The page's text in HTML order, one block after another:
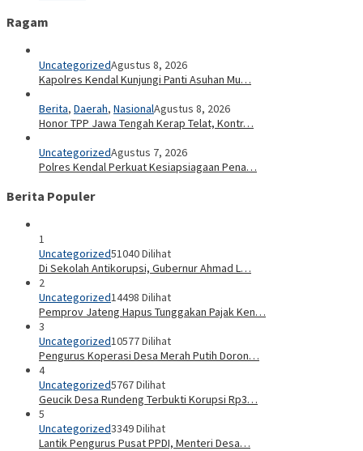
Ragam
UncategorizedAgustus 8, 2026
Kapolres Kendal Kunjungi Panti Asuhan Mu…
Berita, Daerah, NasionalAgustus 8, 2026
Honor TPP Jawa Tengah Kerap Telat, Kontr…
UncategorizedAgustus 7, 2026
Polres Kendal Perkuat Kesiapsiagaan Pena…
Berita Populer
1
Uncategorized51040 Dilihat
Di Sekolah Antikorupsi, Gubernur Ahmad L…
2
Uncategorized14498 Dilihat
Pemprov Jateng Hapus Tunggakan Pajak Ken…
3
Uncategorized10577 Dilihat
Pengurus Koperasi Desa Merah Putih Doron…
4
Uncategorized5767 Dilihat
Geucik Desa Rundeng Terbukti Korupsi Rp3…
5
Uncategorized3349 Dilihat
Lantik Pengurus Pusat PPDI, Menteri Desa…